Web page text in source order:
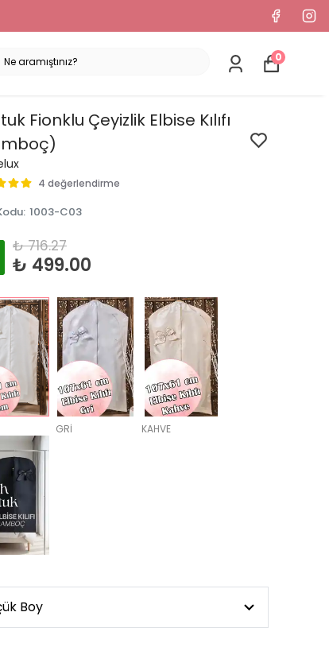
0
Fionklu Çeyizlik Elbise Kılıfı
4 değerlendirme
: 1003-C03
₺ 716.27
₺ 499.00
GRİ KAHVE